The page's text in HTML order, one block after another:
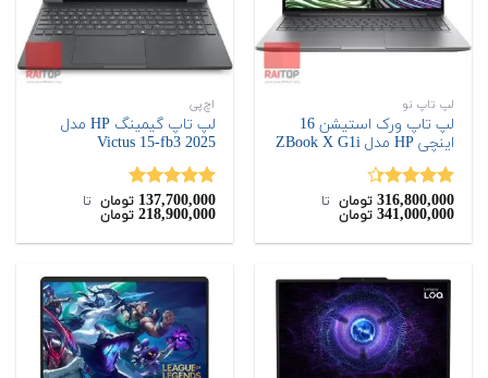
لپ تاپ نو
لپ تاپ ورک استیشن 16
اینچی HP مدل ZBook X G1i
نمره4.33
از 5
316,800,000 تومان ‌ تا ‌
341,000,000 تومان
اچ‌پی
لپ تاپ گیمینگ HP مدل
Victus 15-fb3 2025
نمره5.00
از 5
137,700,000 تومان ‌ تا ‌
218,900,000 تومان